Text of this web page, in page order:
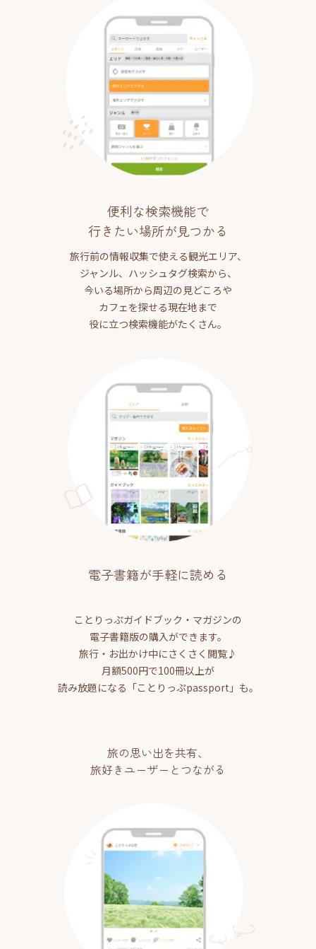
便利な検索機能で
行きたい場所が見つかる
旅行前の情報収集で使える観光エリア、
ジャンル、ハッシュタグ検索から、
今いる場所から周辺の見どころや
カフェを探せる現在地まで
役に立つ検索機能がたくさん。
電子書籍が手軽に読める
ことりっぷガイドブック・マガジンの
電子書籍版の購入ができます。
旅行・お出かけ中にさくさく閲覧♪
月額500円で100冊以上が
読み放題になる「ことりっぷpassport」も。
旅の思い出を共有、
旅好きユーザーとつながる